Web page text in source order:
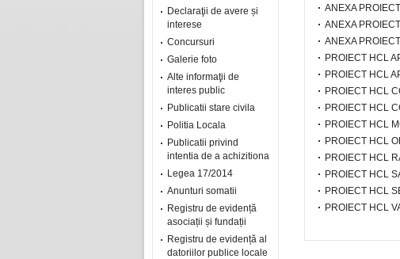
Declaraţii de avere și
interese
Concursuri
Galerie foto
Alte informaţii de
interes public
Publicatii stare civila
Politia Locala
Publicatii privind
intentia de a achizitiona
Legea 17/2014
Anunturi somatii
Registru de evidență
asociații și fundații
Registru de evidență al
datoriilor publice locale
ANEXA
ANEXA
ANEXA
PROIECT HCL
PROIECT HCL
PROIECT HCL
PROIECT HCL
PROIECT HCL
PROIECT HCL
PROIECT HCL
PROIECT HCL
PROIECT HCL
PROIECT HCL